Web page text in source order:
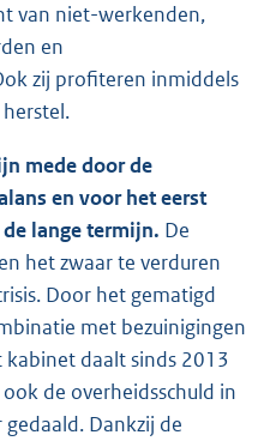
van niet-werkenden,
en
zij profiteren inmiddels
mede door de
en voor het eerst
lange termijn. De
het zwaar te verduren
Door het gematigd
met bezuinigingen
daalt sinds 2013
de overheidsschuld in
Dankzij de